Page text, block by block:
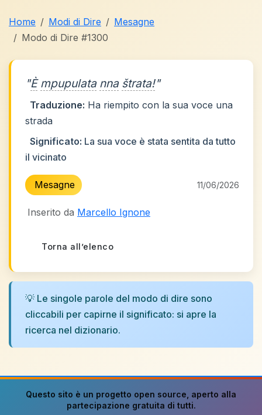
Home Modi di Dire
Mesagne
Modo di Dire #1300
"È mpupulata nna štrata!"
Traduzione: Ha riempito con la sua voce una
strada
Significato: La sua voce è stata sentita da tutto
il vicinato
Mesagne 11/06/2026
Inserito da Marcello Ignone
Torna all’elenco
💡 Le singole parole del modo di dire sono
cliccabili per capirne il significato: si apre la
ricerca nel dizionario.
Questo sito è un progetto open source , aperto alla
partecipazione gratuita di tutti.